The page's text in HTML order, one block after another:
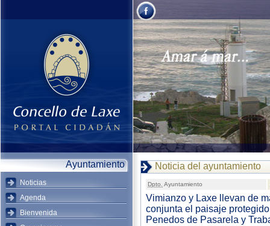
Ayuntamiento
Noticias
Agenda
Bienvenida
Noticia del ayuntamiento
Dpto. Ayuntamiento
Vimianzo y Laxe llevan de
conjunta el paisaje
Penedos de Pasarela y